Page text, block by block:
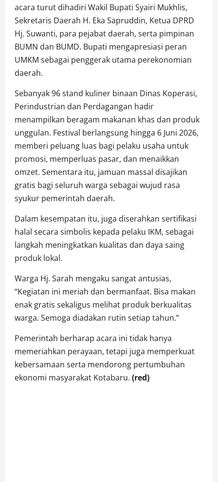
acara turut dihadiri Wakil Bupati Syairi Mukhlis,
Sekretaris Daerah H. Eka Sapruddin, Ketua DPRD
Hj. Suwanti, para pejabat daerah, serta pimpinan
BUMN dan BUMD. Bupati mengapresiasi peran
UMKM sebagai penggerak utama perekonomian
daerah.
Sebanyak 96 stand kuliner binaan Dinas Koperasi,
Perindustrian dan Perdagangan hadir
menampilkan beragam makanan khas dan produk
unggulan. Festival berlangsung hingga 6 Juni 2026,
memberi peluang luas bagi pelaku usaha untuk
promosi, memperluas pasar, dan menaikkan
omzet. Sementara itu, jamuan massal disajikan
gratis bagi seluruh warga sebagai wujud rasa
syukur pemerintah daerah.
Dalam kesempatan itu, juga diserahkan sertifikasi
halal secara simbolis kepada pelaku IKM, sebagai
langkah meningkatkan kualitas dan daya saing
produk lokal.
Warga Hj. Sarah mengaku sangat antusias,
“Kegiatan ini meriah dan bermanfaat. Bisa makan
enak gratis sekaligus melihat produk berkualitas
warga. Semoga diadakan rutin setiap tahun.”
Pemerintah berharap acara ini tidak hanya
memeriahkan perayaan, tetapi juga memperkuat
kebersamaan serta mendorong pertumbuhan
ekonomi masyarakat Kotabaru. (red)